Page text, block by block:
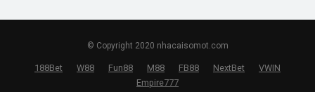
© Copyright 2020 nhacaisomot.com
188Bet W88 Fun88 M88 FB88 NextBet
VWIN
Empire777